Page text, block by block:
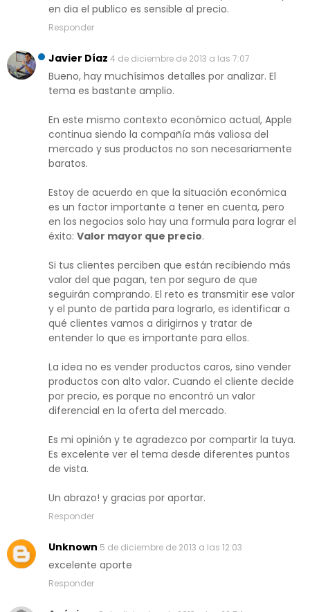
en dia el publico es sensible al precio.
Responder
Javier Díaz 4 de diciembre de 2013 a las 7:07
Bueno, hay muchísimos detalles por analizar. El
tema es bastante amplio.
En este mismo contexto económico actual, Apple
continua siendo la compañía más valiosa del
mercado y sus productos no son necesariamente
baratos.
Estoy de acuerdo en que la situación económica
es un factor importante a tener en cuenta, pero
en los negocios solo hay una formula para lograr el
éxito: Valor mayor que precio.
Si tus clientes perciben que están recibiendo más
valor del que pagan, ten por seguro de que
seguirán comprando. El reto es transmitir ese valor
y el punto de partida para lograrlo, es identificar a
qué clientes vamos a dirigirnos y tratar de
entender lo que es importante para ellos.
La idea no es vender productos caros, sino vender
productos con alto valor. Cuando el cliente decide
por precio, es porque no encontró un valor
diferencial en la oferta del mercado.
Es mi opinión y te agradezco por compartir la tuya.
Es excelente ver el tema desde diferentes puntos
de vista.
Un abrazo! y gracias por aportar.
Responder
Unknown 5 de diciembre de 2013 a las 12:03
excelente aporte
Responder